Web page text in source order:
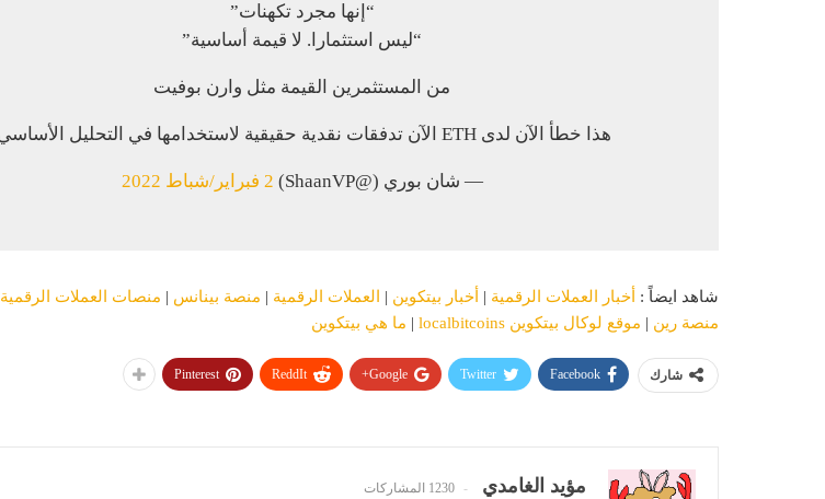
“إنها مجرد تكهنات”
“ليس استثمارا. لا قيمة أساسية”
من المستثمرين القيمة مثل وارن بوفيت
هذا خطأ الآن لدى ETH الآن تدفقات نقدية حقيقية لاستخدامها في التحليل الأساسي.
— شان بوري (@ShaanVP) 2 فبراير/شباط 2022
شاهد ايضاً : أخبار العملات الرقمية | أخبار بيتكوين | العملات الرقمية | منصة بينانس | منصات العملات الرقمية
منصة رين | موقع لوكال بيتكوين localbitcoins | ما هي بيتكوين
شارك Facebook
Twitter
Google+
ReddIt
Pinterest
مؤيد الغامدي 1230 المشاركات